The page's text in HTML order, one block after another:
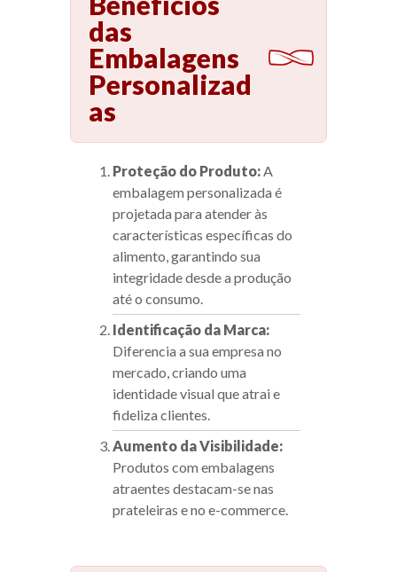
das
Embalagens
Personalizad
as
Proteção do Produto:A
embalagem personalizada é
projetada para atender às
características específicas do
alimento, garantindo sua
integridade desde a produção
até o consumo.
Identificação da Marca:
Diferencia a sua empresa no
mercado, criando uma
identidade visual que atrai e
fideliza clientes.
Aumento da Visibilidade:
Produtos com embalagens
atraentes destacam-se nas
prateleiras e no e-commerce.